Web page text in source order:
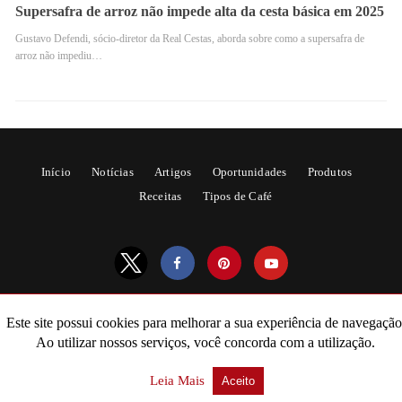
Conforme estudos realizados por pesquisadores do setor,
a irrigação do cafeeiro melhora a qualidade do café
Portanto, pode causar deficiência no seu processo
metabólico, fazendo com que os frutos não se
desenvolvam totalmente. Ademais, acabem por produzir
Supersafra de arroz não impede alta da cesta básica em 2025
Gustavo Defendi, sócio-diretor da Real Cestas, aborda sobre como a supersafra de
arroz não impediu…
Início Notícias Artigos Oportunidades
Produtos
Receitas
Tipos de Café
All Rights Reserved
Este site possui cookies para melhorar a sua experiência de
Ao utilizar nossos serviços, você concorda com a utilização.
Leia Mais Aceito